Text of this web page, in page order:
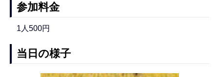
参加料金
1人500円
当日の様子